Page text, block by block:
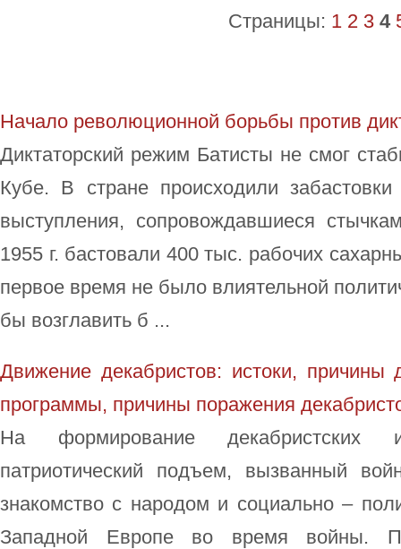
Страницы: 1 2 3 4
Начало революционной борьбы против
Диктаторский режим Батисты не смог
Кубе. В стране происходили забастовки
выступления, сопровождавшиеся
1955 г. бастовали 400 тыс. рабочих
первое время не было влиятельной
бы возглавить б ...
Движение декабристов: истоки, причины
программы, причины поражения
На формирование декабристских
патриотический подъем, вызванный
знакомство с народом и социально –
Западной Европе во время войны.